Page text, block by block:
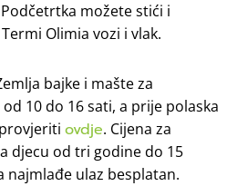
možete stići i
Olimia vozi i vlak.
bajke i mašte za
10 do 16 sati, a prije polaska
ovdje. Cijena za
djecu od tri godine do 15
najmlađe ulaz besplatan.